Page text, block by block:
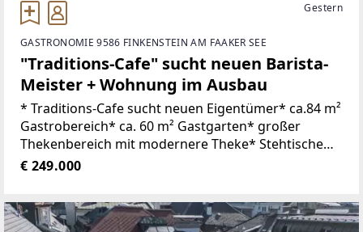
Gestern
GASTRONOMIE 9586 FINKENSTEIN AM FAAKER SEE
"Traditions-Cafe" sucht neuen Barista-
Meister + Wohnung im Ausbau
* Traditions-Cafe sucht neuen Eigentümer* ca.84 m²
Gastrobereich* ca. 60 m² Gastgarten* großer
Thekenbereich mit modernere Theke* Stehtische
und Sitzplätze im Gastroraum mit Theke* ca. 18
€ 249.000